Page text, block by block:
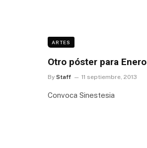
ARTES
Otro póster para Enero
By Staff 11 septiembre, 2013
Convoca Sinestesia